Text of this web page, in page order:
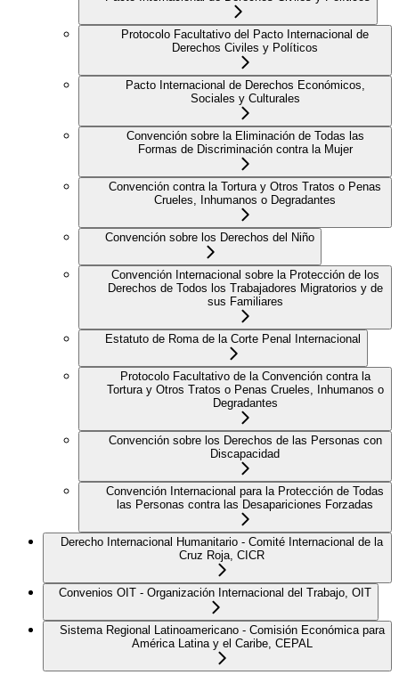
Protocolo Facultativo del Pacto Internacional de
Derechos Civiles y Políticos
Pacto Internacional de Derechos Económicos,
Sociales y Culturales
Convención sobre la Eliminación de Todas las
Formas de Discriminación contra la Mujer
Convención contra la Tortura y Otros Tratos o Penas
Crueles, Inhumanos o Degradantes
Convención sobre los Derechos del Niño
Convención Internacional sobre la Protección de los
Derechos de Todos los Trabajadores Migratorios y de
sus Familiares
Estatuto de Roma de la Corte Penal Internacional
Protocolo Facultativo de la Convención contra la
Tortura y Otros Tratos o Penas Crueles, Inhumanos o
Degradantes
Convención sobre los Derechos de las Personas con
Discapacidad
Convención Internacional para la Protección de Todas
las Personas contra las Desapariciones Forzadas
Derecho Internacional Humanitario - Comité Internacional de la
Cruz Roja, CICR
Convenios OIT - Organización Internacional del Trabajo, OIT
Sistema Regional Latinoamericano - Comisión Económica para
América Latina y el Caribe, CEPAL